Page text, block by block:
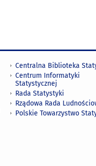
Centralna Biblioteka
Centrum Informatyki
Statystycznej
Rada Statystyki
Rządowa Rada
Polskie Towarzystwo